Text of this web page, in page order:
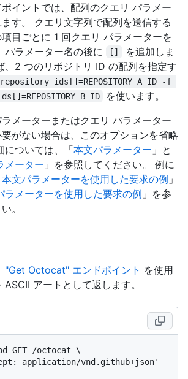
イントでは、配列のクエリ パラメー
す。 クエリ文字列で配列を送信する
目ごとに 1 回クエリ パラメーターを
パラメーター名の後に
[]
を追加しま
、2 つのリポジトリ ID の配列を指定す
-f
を使います。
メーターまたはクエリ パラメーター
がない場合は、このオプションを省略
については、「本文パラメーター 」と
メーター 」を参照してください。 例に
本文パラメーターを使用した要求の例 」
ラメーターを使用した要求の例 」を参
。
"Get Octocat" エンドポイント を使用
アートとして返します。
GET /octocat \
application/vnd.github+json'